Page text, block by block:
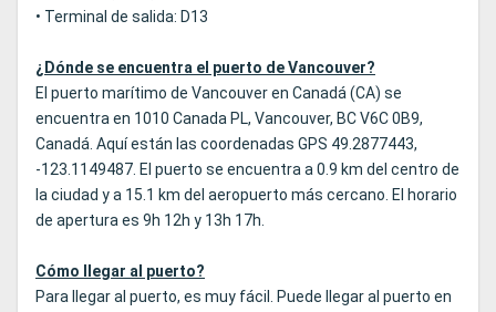
• Terminal de salida: D13
¿Dónde se encuentra el puerto de Vancouver?
El puerto marítimo de Vancouver en Canadá (CA) se
encuentra en 1010 Canada PL, Vancouver, BC V6C 0B9,
Canadá. Aquí están las coordenadas GPS 49.2877443,
-123.1149487. El puerto se encuentra a 0.9 km del centro de
la ciudad y a 15.1 km del aeropuerto más cercano. El horario
de apertura es 9h 12h y 13h 17h.
Cómo llegar al puerto?
Para llegar al puerto, es muy fácil. Puede llegar al puerto en